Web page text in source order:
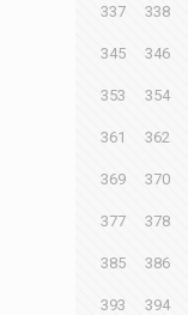
337 338
345 346
353 354
361 362
369 370
377 378
385 386
393 394